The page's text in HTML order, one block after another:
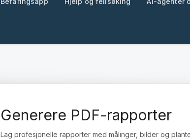
Generere PDF-rapporter
Lag profesjonelle rapporter med målinger, bilder og